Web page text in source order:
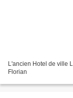
L'ancien Hotel de ville
Florian